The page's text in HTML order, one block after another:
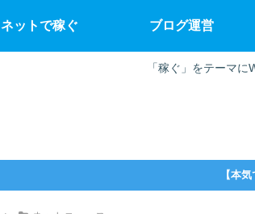
「稼ぐ」をテーマ
ネットで稼ぐ ブログ運営
【本